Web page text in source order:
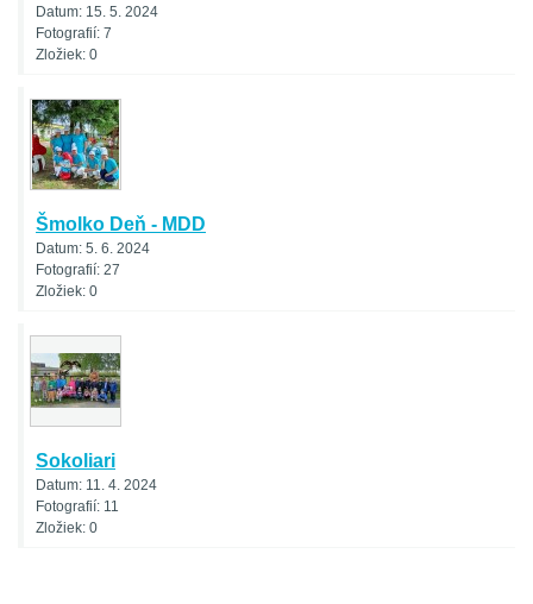
Datum: 15. 5. 2024
Fotografií: 7
Zložiek: 0
Šmolko Deň - MDD
Datum: 5. 6. 2024
Fotografií: 27
Zložiek: 0
Sokoliari
Datum: 11. 4. 2024
Fotografií: 11
Zložiek: 0